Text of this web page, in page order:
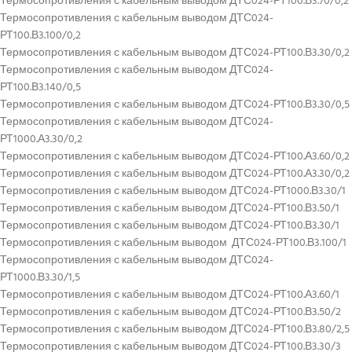
Термосопротивления с кабельным выводом ДТС024-
РТ100.В3.100/0,2
Термосопротивления с кабельным выводом ДТС024-РТ100.В3.30/0,2
Термосопротивления с кабельным выводом ДТС024-
РТ100.В3.140/0,5
Термосопротивления с кабельным выводом ДТС024-РТ100.В3.30/0,5
Термосопротивления с кабельным выводом ДТС024-
РТ1000.А3.30/0,2
Термосопротивления с кабельным выводом ДТС024-РТ100.А3.60/0,2
Термосопротивления с кабельным выводом ДТС024-РТ100.А3.30/0,2
Термосопротивления с кабельным выводом ДТС024-РТ1000.В3.30/1
Термосопротивления с кабельным выводом ДТС024-РТ100.В3.50/1
Термосопротивления с кабельным выводом ДТС024-РТ100.В3.30/1
Термосопротивления с кабельным выводом ДТС024-РТ100.В3.100/1
Термосопротивления с кабельным выводом ДТС024-
РТ1000.В3.30/1,5
Термосопротивления с кабельным выводом ДТС024-РТ100.А3.60/1
Термосопротивления с кабельным выводом ДТС024-РТ100.В3.50/2
Термосопротивления с кабельным выводом ДТС024-РТ100.В3.80/2,5
Термосопротивления с кабельным выводом ДТС024-РТ100.В3.30/3